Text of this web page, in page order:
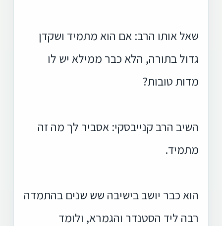
שאל אותו הרב: אם הוא מתמיד ושקדן
גדול בתורה, הלא כבר ממילא יש לו
מדות טובות?
השיב הרב קנייבסקי: אסביר לך מה זה
מתמיד.
הוא כבר יושב בישיבה שש שנים בהתמדה
רבה ליד הסטנדר והגמרא, ולומד